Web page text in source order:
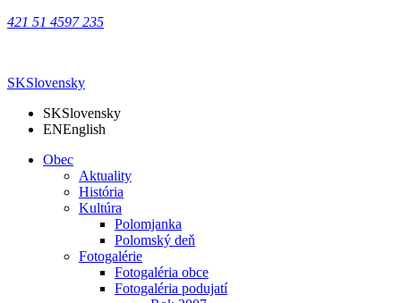
421 51 4597 235
SKSlovensky
SKSlovensky
ENEnglish
Obec
Aktuality
História
Kultúra
Polomjanka
Polomský deň
Fotogalérie
Fotogaléria obce
Fotogaléria podujatí